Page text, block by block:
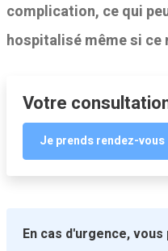
complication, ce qui
hospitalisé même si ce
Votre
Je prends rendez-vous
En cas d'urgence,